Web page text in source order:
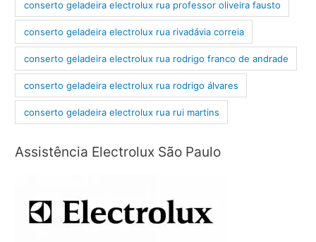
conserto geladeira electrolux rua professor oliveira fausto
conserto geladeira electrolux rua rivadávia correia
conserto geladeira electrolux rua rodrigo franco de andrade
conserto geladeira electrolux rua rodrigo álvares
conserto geladeira electrolux rua rui martins
Assistência Electrolux São Paulo